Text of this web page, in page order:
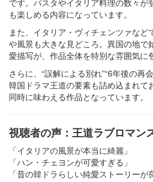
です。パスタやイタリア料理の数々が
も楽しめる内容になっています。
また、イタリア・ヴィチェンツァなど
や風景も大きな見どころ。異国の地で
愛描写が、作品全体を特別な雰囲気に
さらに、“誤解による別れ”“6年後の再
韓国ドラマ王道の要素も詰め込まれて
同時に味わえる作品となっています。
視聴者の声：王道ラブロマン
「イタリアの風景が本当に綺麗」
「ハン・チェヨンが可愛すぎる」
「昔の韓ドラらしい純愛ストーリーが